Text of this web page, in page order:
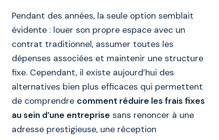
Pendant des années, la seule option semblait
évidente : louer son propre espace avec un
contrat traditionnel, assumer toutes les
dépenses associées et maintenir une structure
fixe. Cependant, il existe aujourd’hui des
alternatives bien plus efficaces qui permettent
de comprendre comment réduire les frais fixes
au sein d’une entreprise sans renoncer à une
adresse prestigieuse, une réception